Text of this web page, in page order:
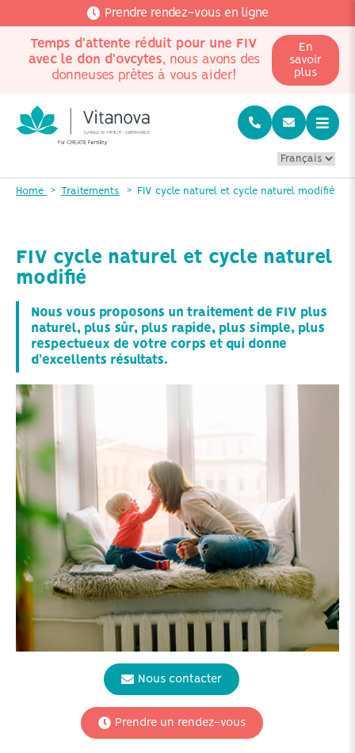
Prendre rendez-vous en ligne
Temps d'attente réduit pour une FIV
avec le don d'ovcytes, nous avons des
donneuses prêtes à vous aider!
En
savoir
plus
Home Traitements FIV cycle naturel et cycle naturel modifié
FIV cycle naturel et cycle naturel
modifié
Nous vous proposons un traitement de FIV plus
naturel, plus sûr, plus rapide, plus simple, plus
respectueux de votre corps et qui donne
d'excellents résultats.
Nous contacter
Prendre un rendez-vous